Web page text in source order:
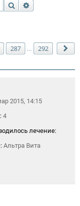
Поиск
287 … 292
2015, 14:15
4
лечение:
Альтра Вита